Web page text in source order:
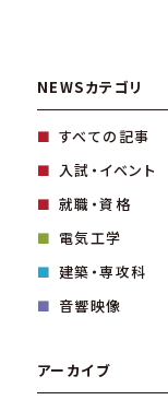
NEWSカテゴリ
すべての記事
入試・イベント
就職・資格
電気工学
建築・専攻科
音響映像
アーカイブ